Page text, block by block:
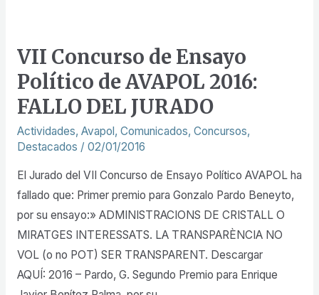
VII Concurso de Ensayo
Político de AVAPOL 2016:
FALLO DEL JURADO
Actividades, Avapol, Comunicados, Concursos,
Destacados / 02/01/2016
El Jurado del VII Concurso de Ensayo Político AVAPOL ha
fallado que: Primer premio para Gonzalo Pardo Beneyto,
por su ensayo:» ADMINISTRACIONS DE CRISTALL O
MIRATGES INTERESSATS. LA TRANSPARÈNCIA NO
VOL (o no POT) SER TRANSPARENT. Descargar
AQUÍ: 2016 – Pardo, G. Segundo Premio para Enrique
de
Ensayo
Político
de
AVAPOL
FALLO
DEL
JURADO